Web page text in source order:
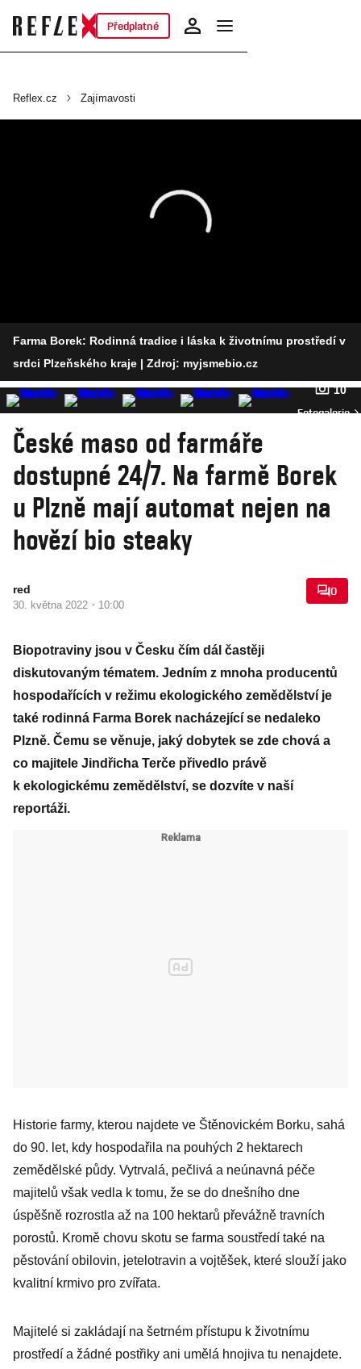
Předplatné
Reflex.cz Zajímavosti
Farma Borek: Rodinná tradice i láska k životnímu prostředí v
srdci Plzeňského kraje | Zdroj: myjsmebio.cz
10
Fotogalerie
České maso od farmáře
dostupné 24/7. Na farmě Borek
u Plzně mají automat nejen na
hovězí bio steaky
red
30. května 2022 · 10:00
0
Biopotraviny jsou v Česku čím dál častěji
diskutovaným tématem. Jedním z mnoha producentů
hospodařících v režimu ekologického zemědělství je
také rodinná Farma Borek nacházející se nedaleko
Plzně. Čemu se věnuje, jaký dobytek se zde chová a
co majitele Jindřicha Terče přivedlo právě
k ekologickému zemědělství, se dozvíte v naší
reportáži.
Historie farmy, kterou najdete ve Štěnovickém Borku, sahá
do 90. let, kdy hospodařila na pouhých 2 hektarech
zemědělské půdy. Vytrvalá, pečlivá a neúnavná péče
majitelů však vedla k tomu, že se do dnešního dne
úspěšně rozrostla až na 100 hektarů převážně travních
porostů. Kromě chovu skotu se farma soustředí také na
pěstování obilovin, jetelotravin a vojtěšek, které slouží jako
kvalitní krmivo pro zvířata.
Majitelé si zakládají na šetrném přístupu k životnímu
prostředí a žádné postřiky ani umělá hnojiva tu nenajdete.